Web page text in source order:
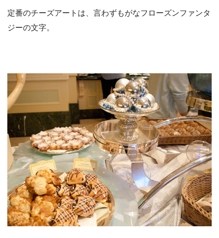
定番のチーズアートは、言わずもがなフローズンファンタ
ジーの文字。